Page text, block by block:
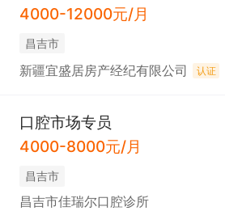
4000-12000元/月
昌吉市
新疆宜盛居房产经纪有限公司 认证
口腔市场专员
4000-8000元/月
昌吉市
昌吉市佳瑞尔口腔诊所